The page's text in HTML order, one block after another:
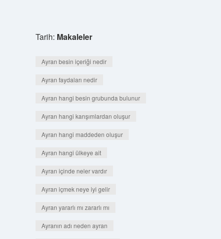
Tarih: Makaleler
Ayran besin içeriği nedir
Ayran faydaları nedir
Ayran hangi besin grubunda bulunur
Ayran hangi karışımlardan oluşur
Ayran hangi maddeden oluşur
Ayran hangi ülkeye ait
Ayran içinde neler vardır
Ayran içmek neye iyi gelir
Ayran yararlı mı zararlı mı
Ayranın adı neden ayran